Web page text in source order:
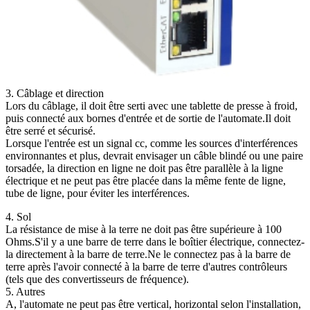
3. Câblage et direction
Lors du câblage, il doit être serti avec une tablette de presse à froid,
puis connecté aux bornes d'entrée et de sortie de l'automate.Il doit
être serré et sécurisé.
Lorsque l'entrée est un signal cc, comme les sources d'interférences
environnantes et plus, devrait envisager un câble blindé ou une paire
torsadée, la direction en ligne ne doit pas être parallèle à la ligne
électrique et ne peut pas être placée dans la même fente de ligne,
tube de ligne, pour éviter les interférences.
4. Sol
La résistance de mise à la terre ne doit pas être supérieure à 100
Ohms.S'il y a une barre de terre dans le boîtier électrique, connectez-
la directement à la barre de terre.Ne le connectez pas à la barre de
terre après l'avoir connecté à la barre de terre d'autres contrôleurs
(tels que des convertisseurs de fréquence).
5. Autres
A, l'automate ne peut pas être vertical, horizontal selon l'installation,